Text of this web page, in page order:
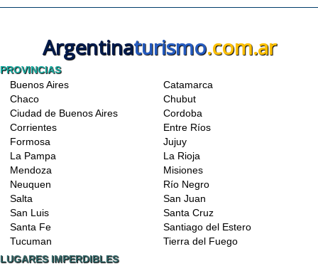
Argentinaturismo.com.ar
PROVINCIAS
Buenos Aires
Catamarca
Chaco
Chubut
Ciudad de Buenos Aires
Cordoba
Corrientes
Entre Ríos
Formosa
Jujuy
La Pampa
La Rioja
Mendoza
Misiones
Neuquen
Río Negro
Salta
San Juan
San Luis
Santa Cruz
Santa Fe
Santiago del Estero
Tucuman
Tierra del Fuego
LUGARES IMPERDIBLES